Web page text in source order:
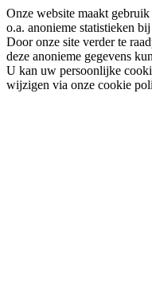
Onze website maakt
o.a. anonieme statistieken
Door onze site verder te
deze anonieme gegevens
U kan uw persoonlijke
wijzigen via onze cookie